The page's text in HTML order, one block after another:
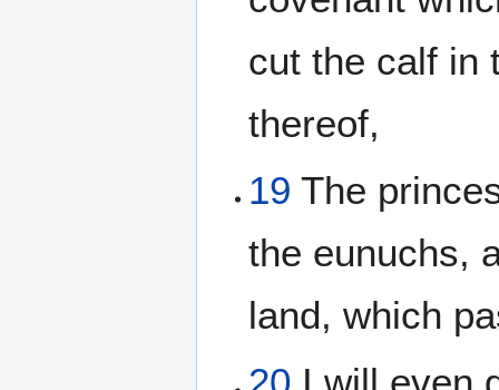
cut the calf in
thereof,
19 The
the eunuchs,
land, which